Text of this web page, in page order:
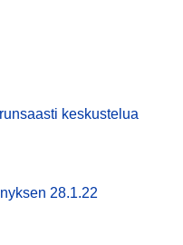
keskustelua
28.1.22